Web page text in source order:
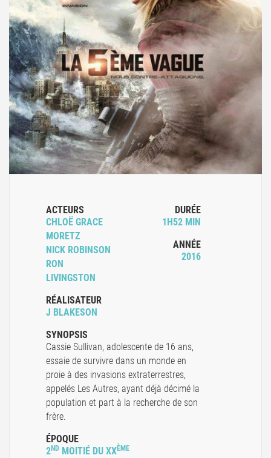
ACTEURS
CHLOË GRACE
MORETZ
NICK ROBINSON
RON
LIVINGSTON
RÉALISATEUR
J BLAKESON
DURÉE
1H52 MIN
ANNÉE
2016
SYNOPSIS
Cassie Sullivan, adolescente de 16 ans,
essaie de survivre dans un monde en
proie à des invasions extraterrestres,
appelés Les Autres, ayant déjà décimé la
population et part à la recherche de son
frère.
ÉPOQUE
2ND MOITIÉ DU XXÈME